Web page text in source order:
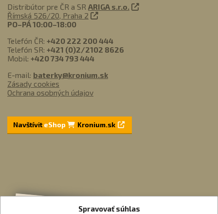
Spravovať súhlas
Distribútor pre ČR a SR ARIGA s.r.o.
Římská 526/20, Praha 2
PO–PÁ 10:00–18:00
Telefón ČR: +420 222 200 444
Telefón SR: +421 (0)2/2102 8626
Mobil: +420 734 793 444
E-mail: baterky@kronium.sk
Zásady cookies
Ochrana osobných údajov
NavštíviteShop Kronium.sk